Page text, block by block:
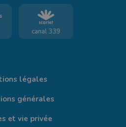
canal 339
légales
générales
et vie privée